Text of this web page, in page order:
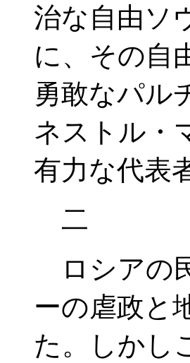
治な自由ソ
に、その自
勇敢なパル
ネストル・
有力な代表
二
ロシアの
ーの虐政と
た。しかし